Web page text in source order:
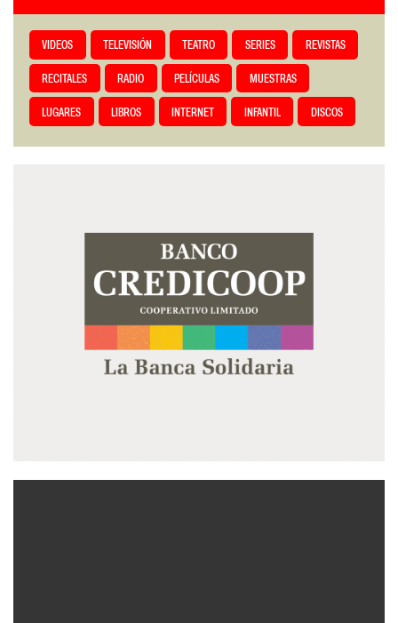
VIDEOS TELEVISIÓN TEATRO SERIES REVISTAS
RECITALES RADIO PELÍCULAS MUESTRAS
LUGARES LIBROS INTERNET INFANTIL DISCOS